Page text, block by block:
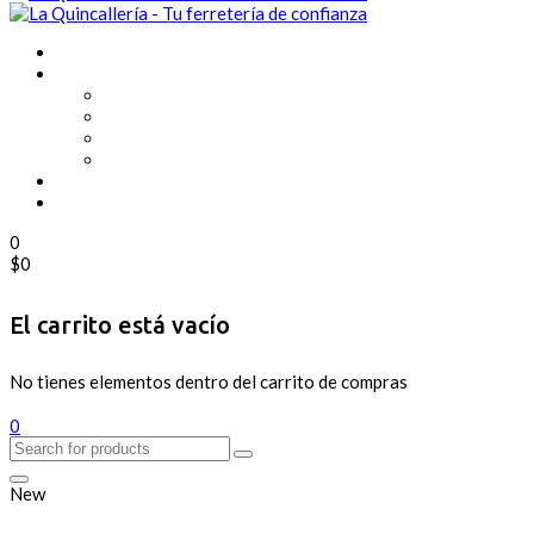
0
$0
El carrito está vacío
No tienes elementos dentro del carrito de compras
0
New